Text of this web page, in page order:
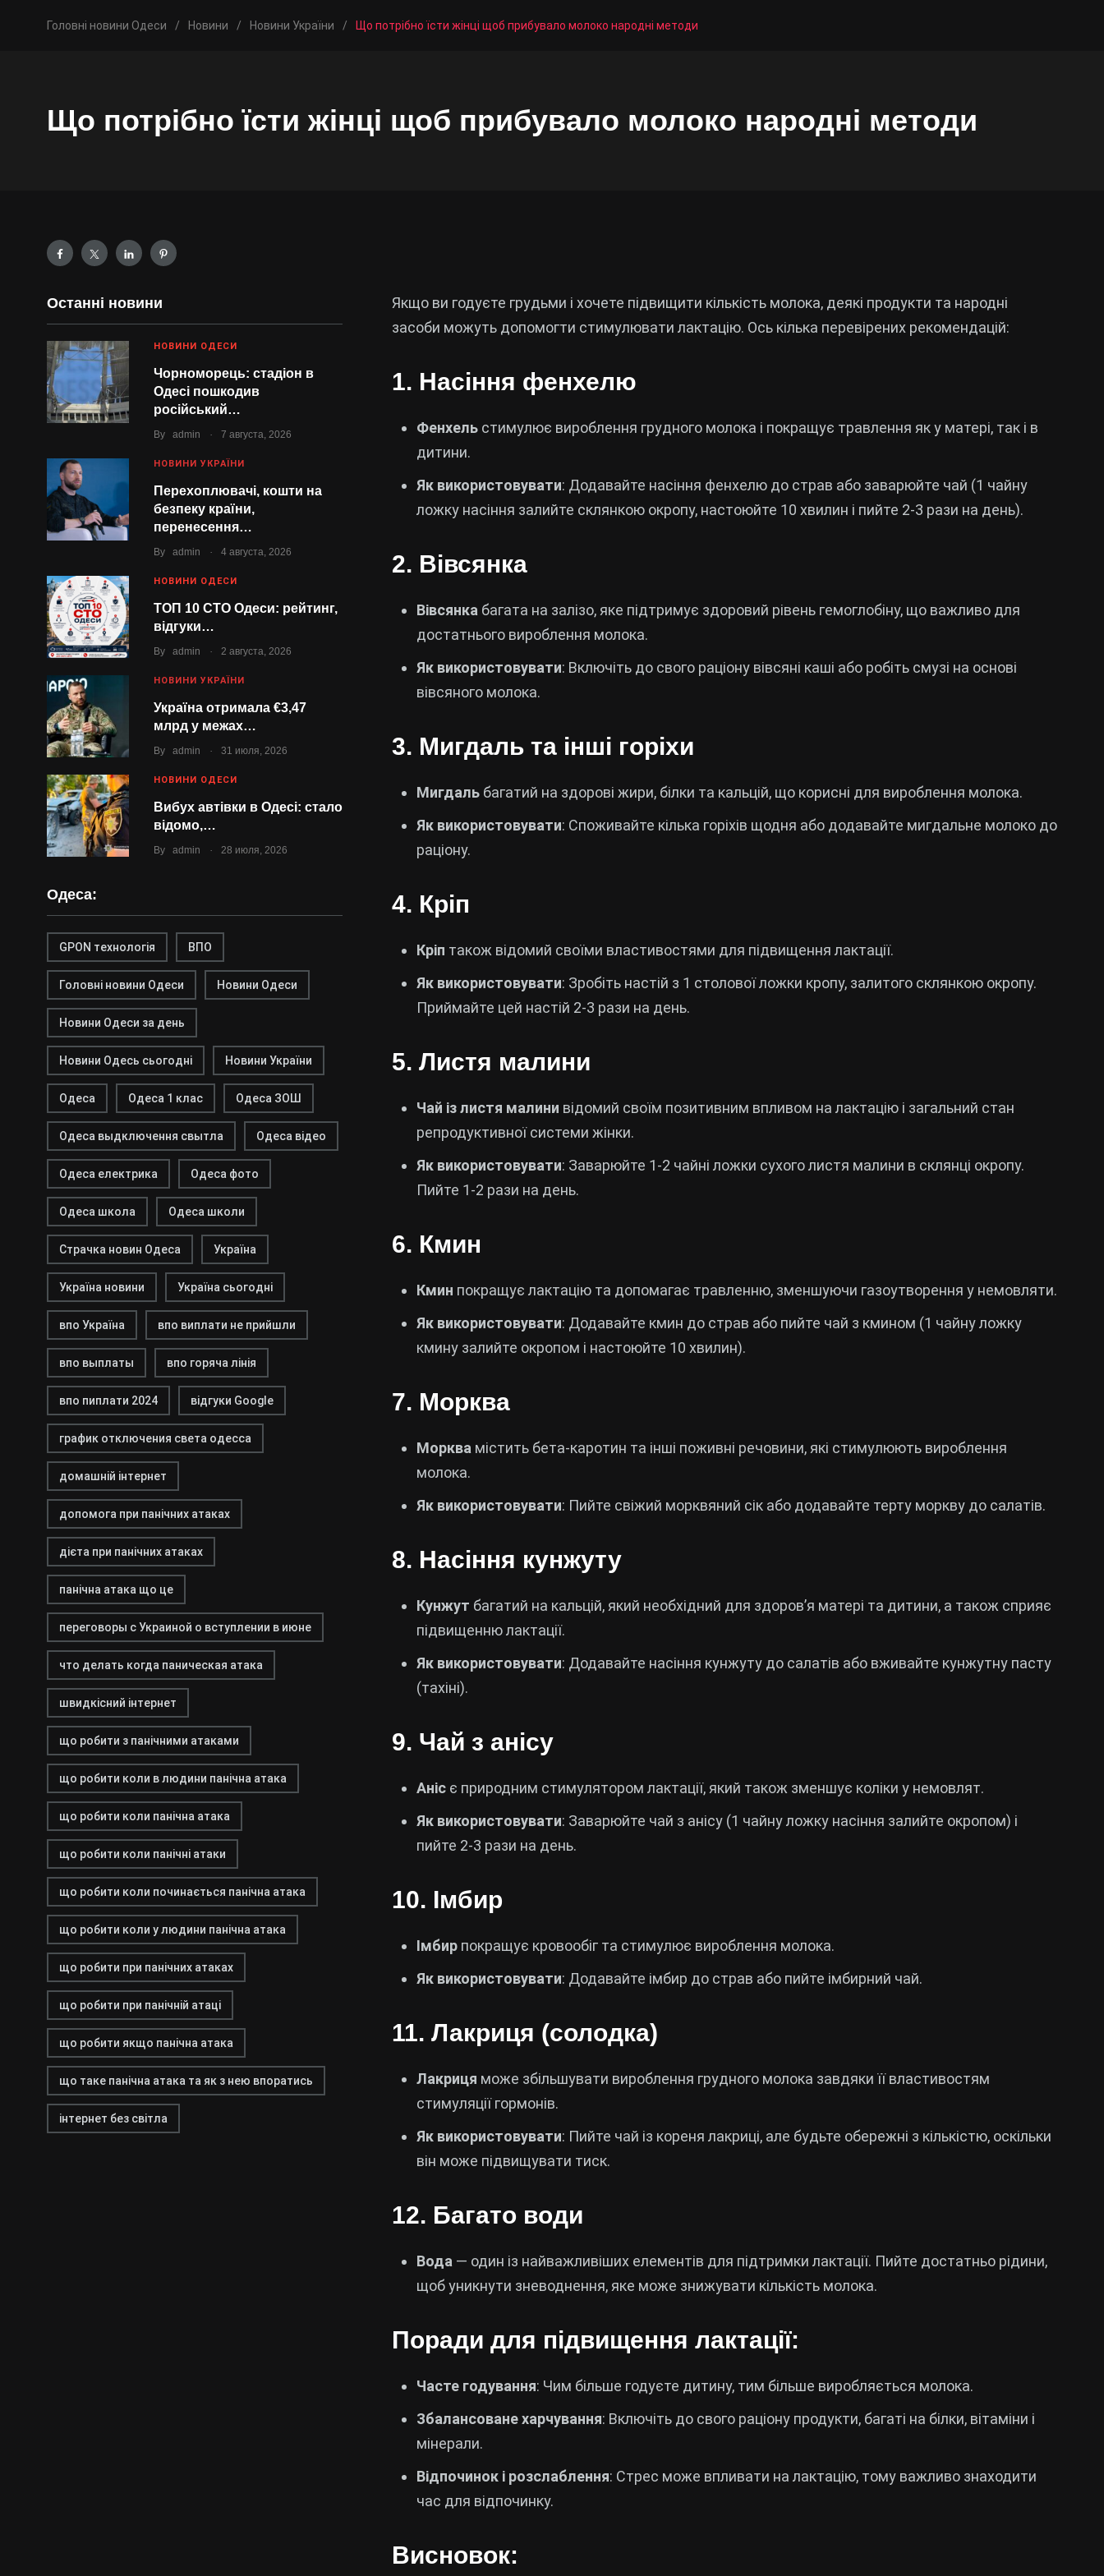
Головні новини Одеси / Новини / Новини України / Що потрібно їсти жінці щоб прибувало молоко народні методи
Що потрібно їсти жінці щоб прибувало молоко народні методи
Останні новини
НОВИНИ ОДЕСИ
Чорноморець: стадіон в
Одесі пошкодив
російський…
By admin . 7 августа, 2026
НОВИНИ УКРАЇНИ
Перехоплювачі, кошти на
безпеку країни,
перенесення…
By admin . 4 августа, 2026
НОВИНИ ОДЕСИ
ТОП 10 СТО Одеси: рейтинг,
відгуки…
By admin . 2 августа, 2026
НОВИНИ УКРАЇНИ
Україна отримала €3,47
млрд у межах…
By admin . 31 июля, 2026
НОВИНИ ОДЕСИ
Вибух автівки в Одесі: стало
відомо,…
By admin . 28 июля, 2026
Одеса:
GPON технологія ВПО
Головні новини Одеси Новини Одеси
Новини Одеси за день
Новини Одесь сьогодні Новини України
Одеса Одеса 1 клас Одеса ЗОШ
Одеса выдключення свытла Одеса відео
Одеса електрика Одеса фото
Одеса школа Одеса школи
Страчка новин Одеса Україна
Україна новини Україна сьогодні
впо Україна впо виплати не прийшли
впо выплаты впо горяча лінія
впо пиплати 2024 відгуки Google
график отключения света одесса
домашній інтернет
допомога при панічних атаках
дієта при панічних атаках
панічна атака що це
переговоры с Украиной о вступлении в июне
что делать когда паническая атака
швидкісний інтернет
що робити з панічними атаками
що робити коли в людини панічна атака
що робити коли панічна атака
що робити коли панічні атаки
що робити коли починається панічна атака
що робити коли у людини панічна атака
що робити при панічних атаках
що робити при панічній атаці
що робити якщо панічна атака
що таке панічна атака та як з нею впоратись
інтернет без світла
Якщо ви годуєте грудьми і хочете підвищити кількість молока, деякі продукти та народні
засоби можуть допомогти стимулювати лактацію. Ось кілька перевірених рекомендацій:
1. Насіння фенхелю
Фенхель стимулює вироблення грудного молока і покращує травлення як у матері, так і в
дитини.
Як використовувати: Додавайте насіння фенхелю до страв або заварюйте чай (1 чайну
ложку насіння залийте склянкою окропу, настоюйте 10 хвилин і пийте 2-3 рази на день).
2. Вівсянка
Вівсянка багата на залізо, яке підтримує здоровий рівень гемоглобіну, що важливо для
достатнього вироблення молока.
Як використовувати: Включіть до свого раціону вівсяні каші або робіть смузі на основі
вівсяного молока.
3. Мигдаль та інші горіхи
Мигдаль багатий на здорові жири, білки та кальцій, що корисні для вироблення молока.
Як використовувати: Споживайте кілька горіхів щодня або додавайте мигдальне молоко до
раціону.
4. Кріп
Кріп також відомий своїми властивостями для підвищення лактації.
Як використовувати: Зробіть настій з 1 столової ложки кропу, залитого склянкою окропу.
Приймайте цей настій 2-3 рази на день.
5. Листя малини
Чай із листя малини відомий своїм позитивним впливом на лактацію і загальний стан
репродуктивної системи жінки.
Як використовувати: Заварюйте 1-2 чайні ложки сухого листя малини в склянці окропу.
Пийте 1-2 рази на день.
6. Кмин
Кмин покращує лактацію та допомагає травленню, зменшуючи газоутворення у немовляти.
Як використовувати: Додавайте кмин до страв або пийте чай з кмином (1 чайну ложку
кмину залийте окропом і настоюйте 10 хвилин).
7. Морква
Морква містить бета-каротин та інші поживні речовини, які стимулюють вироблення
молока.
Як використовувати: Пийте свіжий морквяний сік або додавайте терту моркву до салатів.
8. Насіння кунжуту
Кунжут багатий на кальцій, який необхідний для здоров’я матері та дитини, а також сприяє
підвищенню лактації.
Як використовувати: Додавайте насіння кунжуту до салатів або вживайте кунжутну пасту
(тахіні).
9. Чай з анісу
Аніс є природним стимулятором лактації, який також зменшує коліки у немовлят.
Як використовувати: Заварюйте чай з анісу (1 чайну ложку насіння залийте окропом) і
пийте 2-3 рази на день.
10. Імбир
Імбир покращує кровообіг та стимулює вироблення молока.
Як використовувати: Додавайте імбир до страв або пийте імбирний чай.
11. Лакриця (солодка)
Лакриця може збільшувати вироблення грудного молока завдяки її властивостям
стимуляції гормонів.
Як використовувати: Пийте чай із кореня лакриці, але будьте обережні з кількістю, оскільки
він може підвищувати тиск.
12. Багато води
Вода — один із найважливіших елементів для підтримки лактації. Пийте достатньо рідини,
щоб уникнути зневоднення, яке може знижувати кількість молока.
Поради для підвищення лактації:
Часте годування: Чим більше годуєте дитину, тим більше виробляється молока.
Збалансоване харчування: Включіть до свого раціону продукти, багаті на білки, вітаміни і
мінерали.
Відпочинок і розслаблення: Стрес може впливати на лактацію, тому важливо знаходити
час для відпочинку.
Висновок: